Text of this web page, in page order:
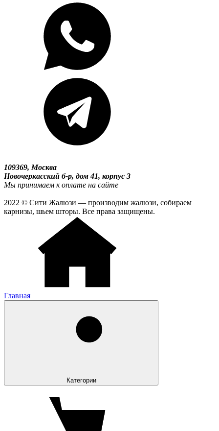
109369, Москва
Новочеркасский б-р, дом 41, корпус 3
Мы принимаем к оплате на сайте
2022 © Сити Жалюзи — производим жалюзи, собираем
карнизы, шьем шторы. Все права защищены.
Главная
Категории